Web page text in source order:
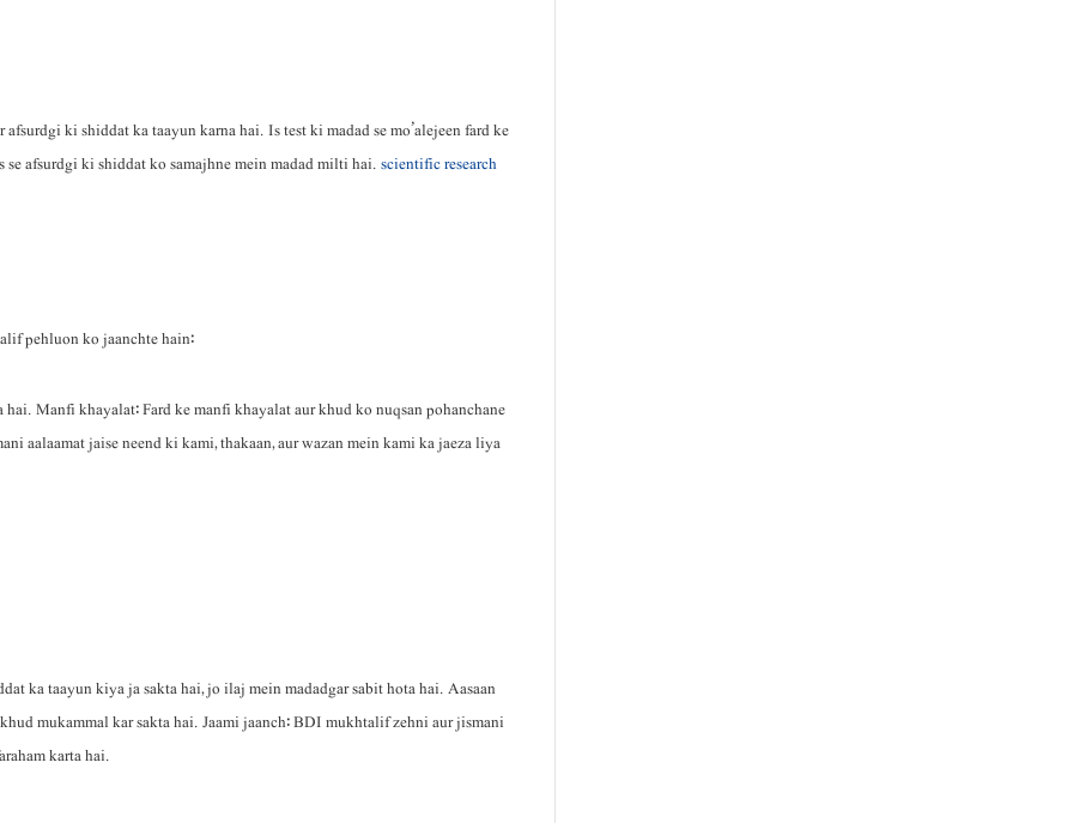
ki shiddat ka taayun karna hai. Is test ki madad se mo’alejeen fard ke
afsurdgi ki shiddat ko samajhne mein madad milti hai.scientific research
pehluon ko jaanchte hain:
Manfi khayalat: Fard ke manfi khayalat aur khud ko nuqsan pohanchane
aalaamat jaise neend ki kami, thakaan, aur wazan mein kami ka jaeza liya
ka taayun kiya ja sakta hai, jo ilaj mein madadgar sabit hota hai. Aasaan
mukammal kar sakta hai. Jaami jaanch: BDI mukhtalif zehni aur jismani
karta hai.